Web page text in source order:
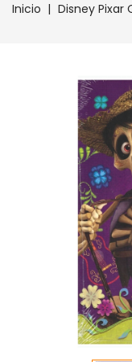
Inicio Disney Pixar